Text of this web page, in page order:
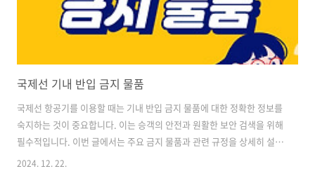
국제선 기내 반입 금지 물품
국제선 항공기를 이용할 때는 기내 반입 금지 물품에 대한 정확한 정보를
숙지하는 것이 중요합니다. 이는 승객의 안전과 원활한 보안 검색을 위해
필수적입니다. 이번 글에서는 주요 금지 물품과 관련 규정을 상세히 설명
드리겠습니다. 날카로운 물체 및 무기류 기내 반입이 금지된 날카로운
2024. 12. 22.